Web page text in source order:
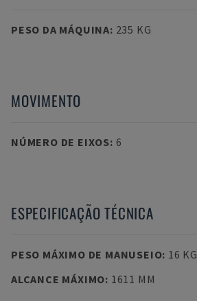
PESO DA MÁQUINA: 235 KG
MOVIMENTO
NÚMERO DE EIXOS: 6
ESPECIFICAÇÃO TÉCNICA
PESO MÁXIMO DE MANUSEIO: 16 KG
ALCANCE MÁXIMO: 1611 MM